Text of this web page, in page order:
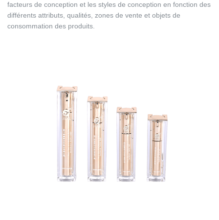
facteurs de conception et les styles de conception en fonction des
différents attributs, qualités, zones de vente et objets de
consommation des produits.